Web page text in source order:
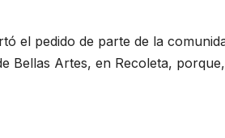
el pedido de parte de la
Bellas Artes, en Recoleta,